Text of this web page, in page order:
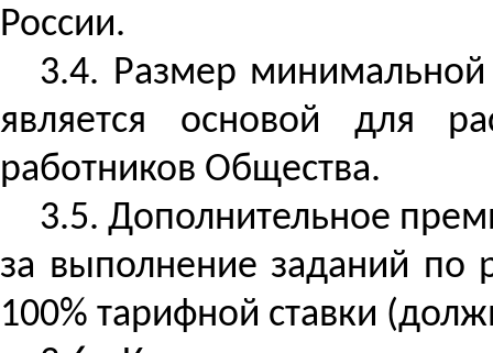
России.
3.4. Размер
является основой для
работников Общества.
3.5. Дополнительное
за выполнение заданий по
100% тарифной ставки